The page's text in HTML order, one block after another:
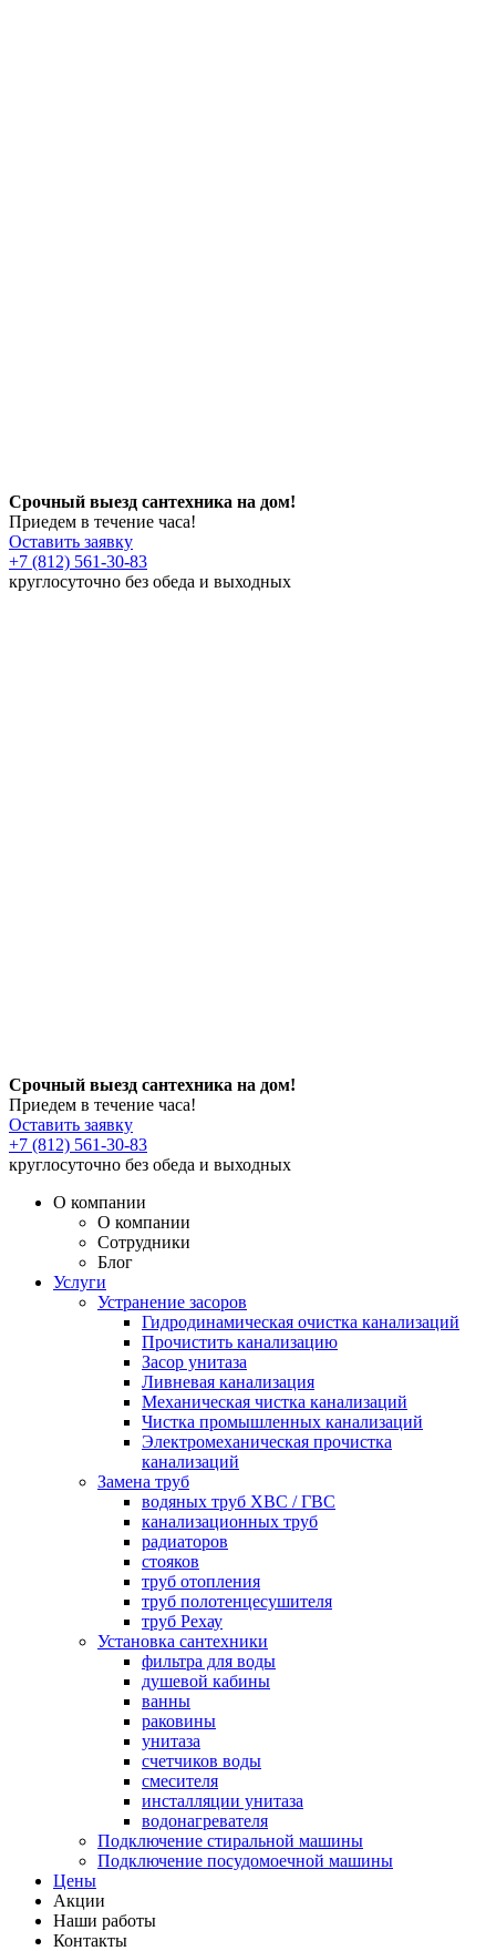
Срочный выезд сантехника на дом!
Приедем в течение часа!
Оставить заявку
+7 (812) 561-30-83
круглосуточно без обеда и выходных
Срочный выезд сантехника на дом!
Приедем в течение часа!
Оставить заявку
+7 (812) 561-30-83
круглосуточно без обеда и выходных
О компании
О компании
Сотрудники
Блог
Услуги
Устранение засоров
Гидродинамическая очистка канализаций
Прочистить канализацию
Засор унитаза
Ливневая канализация
Механическая чистка канализаций
Чистка промышленных канализаций
Электромеханическая прочистка
канализаций
Замена труб
водяных труб ХВС / ГВС
канализационных труб
радиаторов
стояков
труб отопления
труб полотенцесушителя
труб Рехау
Установка сантехники
фильтра для воды
душевой кабины
ванны
раковины
унитаза
счетчиков воды
смесителя
инсталляции унитаза
водонагревателя
Подключение стиральной машины
Подключение посудомоечной машины
Цены
Акции
Наши работы
Контакты